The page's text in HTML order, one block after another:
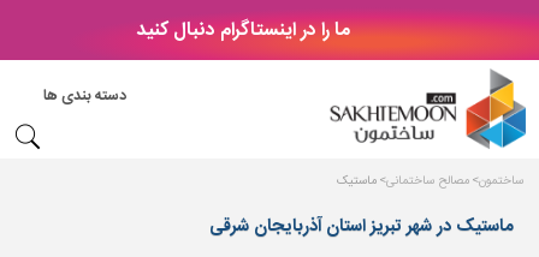
ما را در اینستاگرام دنبال کنید
دسته بندی ها
بتن
های
بتنی
ساختمون مصالح ساختمانی ماستیک
ماستیک در شهر تبریز استان آذربایجان شرقی